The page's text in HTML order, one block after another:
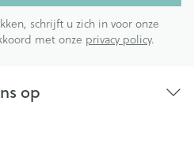
schrijft u zich in voor onze
met onze privacy policy.
op